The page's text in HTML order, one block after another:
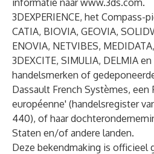
informatie naarwww.3ds.com.
3DEXPERIENCE, het Compass-
CATIA, BIOVIA, GEOVIA,
ENOVIA, NETVIBES,
3DEXCITE, SIMULIA, DELMIA
handelsmerken of
Dassault French Systèmes, een
européenne' (handelsregister
440), of haar
Staten en/of andere landen.
Deze bekendmaking is officieel